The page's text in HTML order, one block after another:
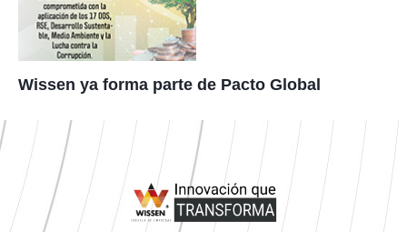
Wissen ya forma parte de Pacto Global